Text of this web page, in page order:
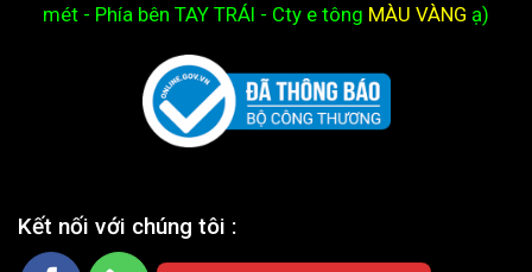
mét - Phía bên TAY TRÁI - Cty e tông MÀU VÀNG ạ)
Kết nối với chúng tôi :